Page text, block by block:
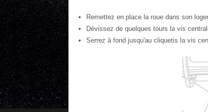
Remettez en place la roue dans son
Dévissez de quelques tours la vis
Serrez à fond jusqu'au cliquetis la vis